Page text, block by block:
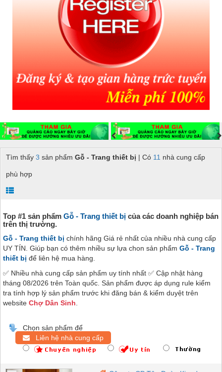
Tìm thấy 3 sản phẩm Gỗ - Trang thiết bị | Có 11 nhà cung cấp
phù hợp
Top #1 sản phẩm Gỗ - Trang thiết bị của các doanh nghiệp bán
trên thị trường.
Gỗ - Trang thiết bị chính hãng Giá rẻ nhất của nhiều nhà cung cấp
UY TÍN. Giúp bạn có thêm nhiều sự lựa chon sản phẩm Gỗ - Trang
thiết bị để liên hệ mua hàng.
✅ Nhiều nhà cung cấp sản phẩm uy tính nhất ✅ Cập nhật hàng
tháng 08/2026 trên Toàn quốc. Sản phẩm được áp dụng rule kiểm
tra tính hợp lý sản phẩm trước khi đăng bán & kiểm duyệt trên
website Chợ Dân Sinh
Chọn sản phẩm để
Liên hệ nhà cung cấp